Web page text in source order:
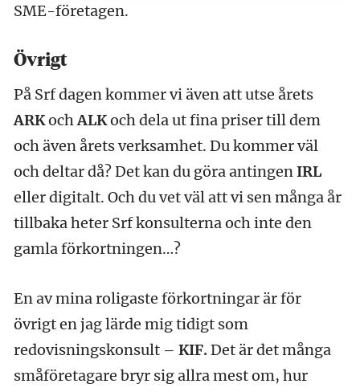
SME-företagen.
Övrigt
På Srf dagen kommer vi även att utse årets
ARKochALKoch dela ut fina priser till dem
och även årets verksamhet. Du kommer väl
och deltar då? Det kan du göra antingenIRL
eller digitalt. Och du vet väl att vi sen många år
tillbaka heter Srf konsulterna och inte den
gamla förkortningen…?
En av mina roligaste förkortningar är för
övrigt en jag lärde mig tidigt som
redovisningskonsult – KIF.Det är det många
småföretagare bryr sig allra mest om, hur